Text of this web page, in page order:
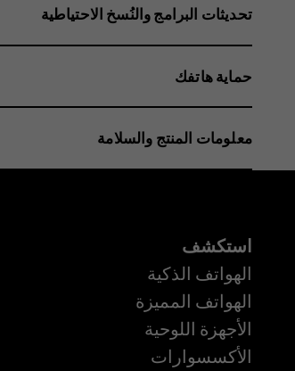
تحديثات البرامج والنُسخ الاحتياطية
حماية هاتفك
معلومات المنتج والسلامة
استكشف
الهواتف الذكية
الهواتف المميزة
الأجهزة اللوحية
الأكسسوارات